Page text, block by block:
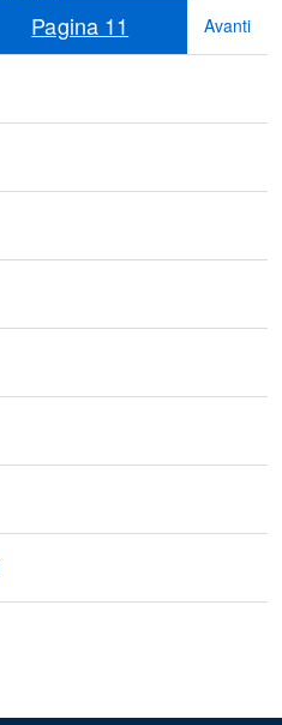
Pagina11 Avanti